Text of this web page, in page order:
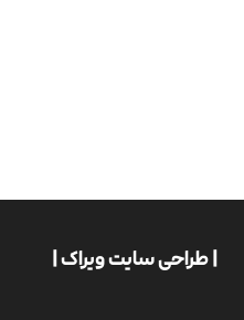
| طراحی سایت ویراک |